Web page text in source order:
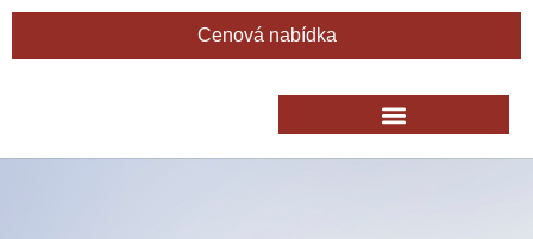
Cenová nabídka